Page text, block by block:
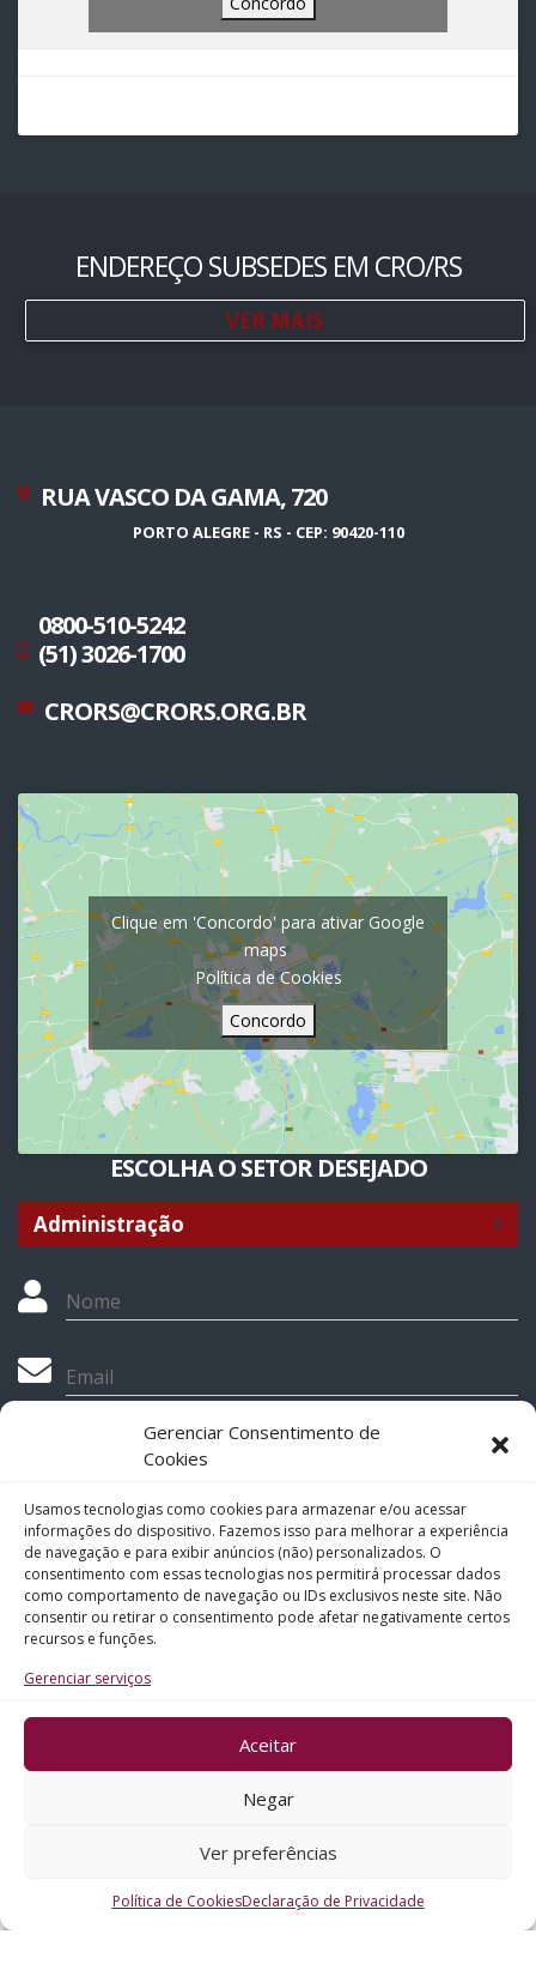
Gerenciar Consentimento de
Cookies
Usamos tecnologias como cookies para armazenar e/ou acessar
informações do dispositivo. Fazemos isso para melhorar a experiência
de navegação e para exibir anúncios (não) personalizados. O
consentimento com essas tecnologias nos permitirá processar dados
como comportamento de navegação ou IDs exclusivos neste site. Não
consentir ou retirar o consentimento pode afetar negativamente certos
recursos e funções.
Gerenciar serviços
Aceitar
Negar
Ver preferências
Política de CookiesDeclaração de Privacidade
ENDEREÇO SUBSEDES EM CRO/RS
VER MAIS
RUA VASCO DA GAMA, 720
PORTO ALEGRE - RS - CEP: 90420-110
0800-510-5242
(51) 3026-1700
CRORS@CRORS.ORG.BR
Clique em 'Concordo' para ativar Google
maps
Política de Cookies
Concordo
ESCOLHA O SETOR DESEJADO
Nome
Email
Telefone
Assunto
Mensagem